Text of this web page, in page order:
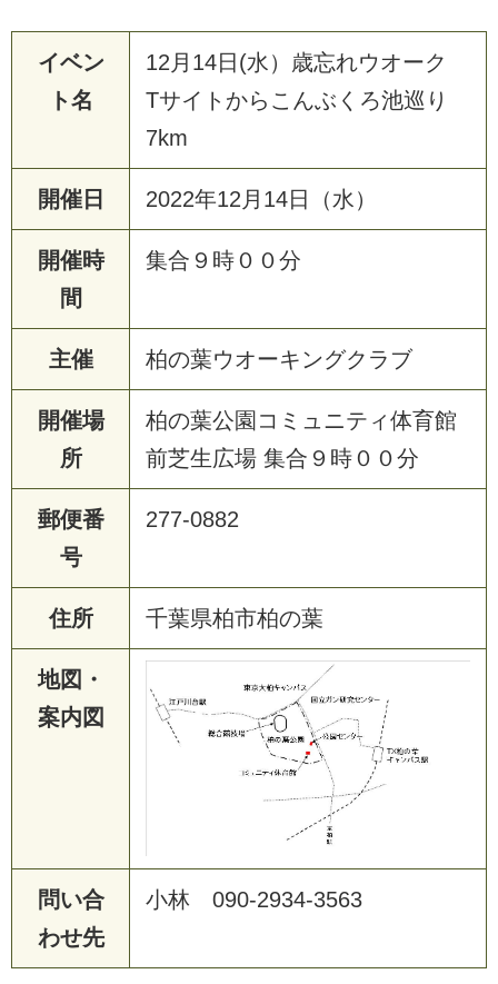
イベン
ト名
12月14日(水）歳忘れウオーク
Tサイトからこんぶくろ池巡り
7km
開催日 2022年12月14日（水）
開催時
間
集合９時００分
主催 柏の葉ウオーキングクラブ
開催場
所
柏の葉公園コミュニティ体育館
前芝生広場 集合９時００分
郵便番
号
277-0882
住所 千葉県柏市柏の葉
地図・
案内図
問い合
わせ先
小林 090-2934-3563